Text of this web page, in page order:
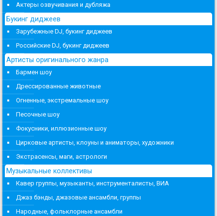
Актеры озвучивания и дубляжа
Букинг диджеев
Зарубежные DJ, букинг диджеев
Российские DJ, букинг диджеев
Артисты оригинального жанра
Бармен шоу
Дрессированные животные
Огненные, экстремальные шоу
Песочные шоу
Фокусники, иллюзионные шоу
Цирковые артисты, клоуны и аниматоры, художники
Экстрасенсы, маги, астрологи
Музыкальные коллективы
Кавер группы, музыканты, инструменталисты, ВИА
Джаз бэнды, джазовые ансамбли, группы
Народные, фольклорные ансамбли